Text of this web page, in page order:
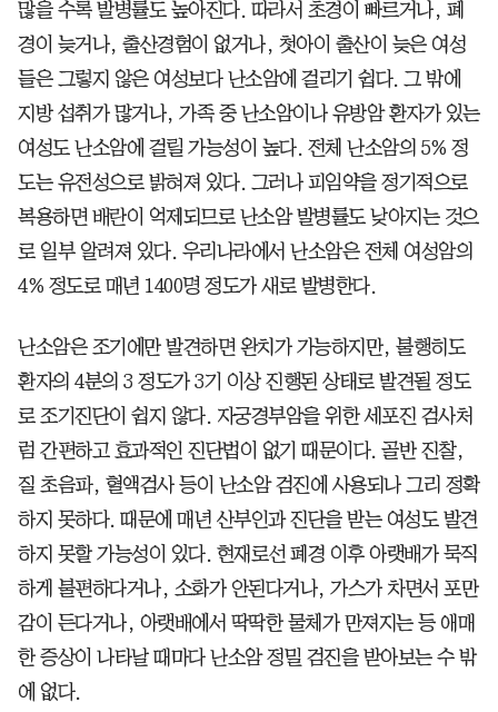
많을 수록 발병률도 높아진다. 따라서 초경이 빠르거나, 폐
경이 늦거나, 출산경험이 없거나, 첫아이 출산이 늦은 여성
들은 그렇지 않은 여성보다 난소암에 걸리기 쉽다. 그 밖에
지방 섭취가 많거나, 가족 중 난소암이나 유방암 환자가 있는
여성도 난소암에 걸릴 가능성이 높다. 전체 난소암의 5% 정
도는 유전성으로 밝혀져 있다. 그러나 피임약을 정기적으로
복용하면 배란이 억제되므로 난소암 발병률도 낮아지는 것으
로 일부 알려져 있다. 우리나라에서 난소암은 전체 여성암의
4% 정도로 매년 1400명 정도가 새로 발병한다.
난소암은 조기에만 발견하면 완치가 가능하지만, 불행히도
환자의 4분의 3 정도가 3기 이상 진행된 상태로 발견될 정도
로 조기진단이 쉽지 않다. 자궁경부암을 위한 세포진 검사처
럼 간편하고 효과적인 진단법이 없기 때문이다. 골반 진찰,
질 초음파, 혈액검사 등이 난소암 검진에 사용되나 그리 정확
하지 못하다. 때문에 매년 산부인과 진단을 받는 여성도 발견
하지 못할 가능성이 있다. 현재로선 폐경 이후 아랫배가 묵직
하게 불편하다거나, 소화가 안된다거나, 가스가 차면서 포만
감이 든다거나, 아랫배에서 딱딱한 물체가 만져지는 등 애매
한 증상이 나타날 때마다 난소암 정밀 검진을 받아보는 수 밖
에 없다.